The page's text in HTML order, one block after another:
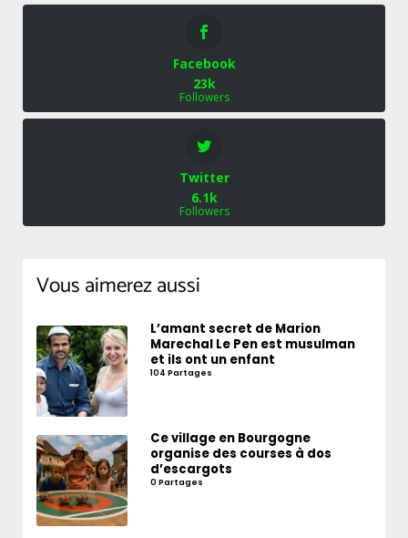
Facebook
23k
Followers
Twitter
6.1k
Followers
Vous aimerez aussi
L’amant secret de Marion
Marechal Le Pen est musulman
et ils ont un enfant
104 Partages
Ce village en Bourgogne
organise des courses à dos
d’escargots
0 Partages